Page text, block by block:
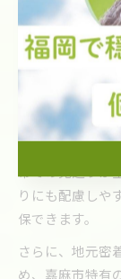
早朝対応のペ
嘉麻市で早朝
ムに合わせた柔
の都合で昼間に
が高まっていま
帯での見送り
りにも配慮しや
保できます。
さらに、地元密
め、嘉麻市特有